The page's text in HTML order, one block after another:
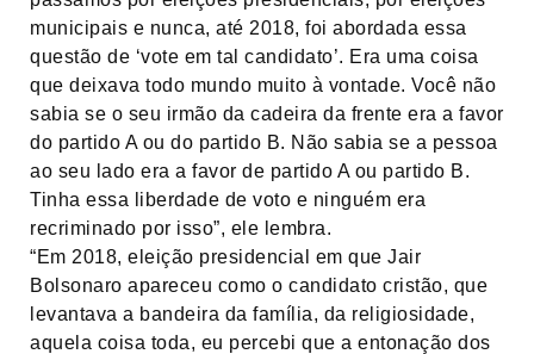
municipais e nunca, até 2018, foi abordada essa
questão de ‘vote em tal candidato’. Era uma coisa
que deixava todo mundo muito à vontade. Você não
sabia se o seu irmão da cadeira da frente era a favor
do partido A ou do partido B. Não sabia se a pessoa
ao seu lado era a favor de partido A ou partido B.
Tinha essa liberdade de voto e ninguém era
recriminado por isso”, ele lembra.
“Em 2018, eleição presidencial em que Jair
Bolsonaro apareceu como o candidato cristão, que
levantava a bandeira da família, da religiosidade,
aquela coisa toda, eu percebi que a entonação dos